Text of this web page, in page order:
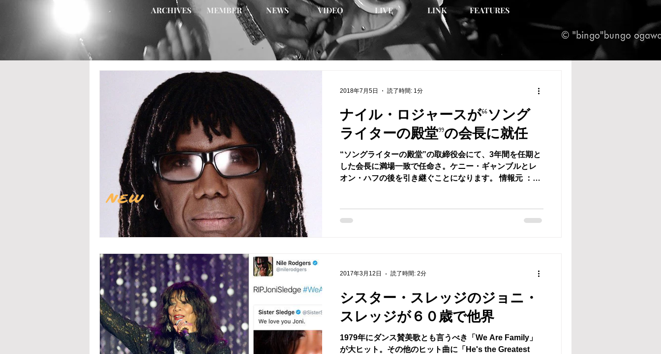
ARCHIVES MEMBER NEWS VIDEO LIVE LINK FEATURES
ナイル・ロジャースが“ソング
ライターの殿堂”の会長に就任
“ソングライターの殿堂”の取締役会にて、3年間を任期と
した会長に満場一致で任命さ。ケニー・ギャンブルとレ
オン・ハフの後を引き継ぐことになります。 情報元 ：
2018年7月5日 読了時間: 1分
シスター・スレッジのジョニ・
スレッジが６０歳で他界
1979年にダンス賛美歌とも言うべき「We Are Family」
が大ヒット。その他のヒット曲に「He's the Greatest
2017年3月12日 読了時間: 2分
NEW